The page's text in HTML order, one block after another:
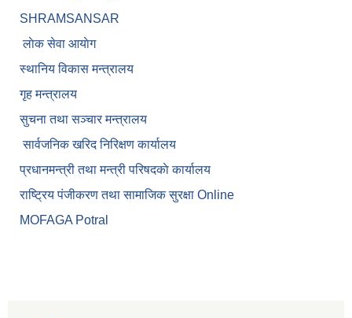
SHRAMSANSAR
लाेक सेवा आयाेग
स्थानिय विकास मन्त्रालय
गृह मन्त्रालय
सुचना तथा सञ्चार मन्त्रालय
सार्वजनिक खरिद निरिक्षण कार्यालय
प्रधानमन्त्री तथा मन्त्री परिषदकाे कार्यालय
राष्ट्रिय पंजीकरण तथा सामाजिक सुरक्षा Online
MOFAGA Potral